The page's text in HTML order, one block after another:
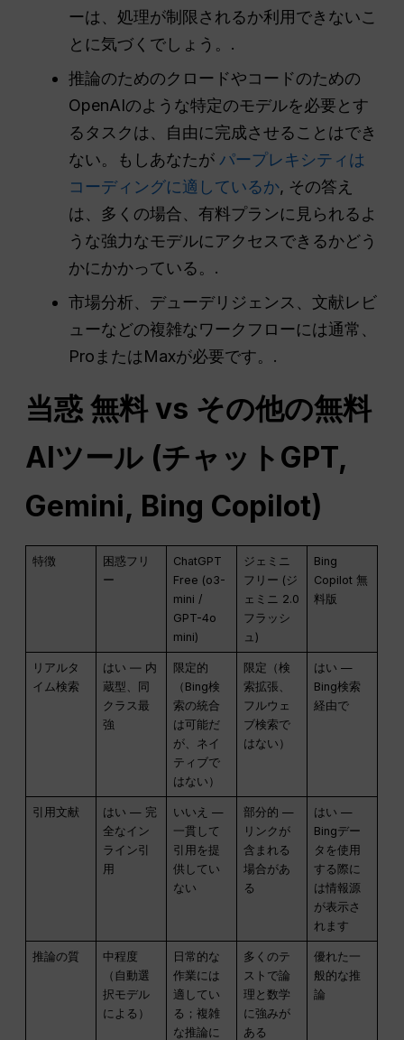
ーは、処理が制限されるか利用できないこ
とに気づくでしょう。.
推論のためのクロードやコードのための
OpenAIのような特定のモデルを必要とす
るタスクは、自由に完成させることはでき
ない。もしあなたがパープレキシティは
コーディングに適しているか, その答え
は、多くの場合、有料プランに見られるよ
うな強力なモデルにアクセスできるかどう
かにかかっている。.
市場分析、デューデリジェンス、文献レビ
ューなどの複雑なワークフローには通常、
ProまたはMaxが必要です。.
当惑 無料 vs その他の無料
AIツール (チャットGPT,
Gemini, Bing Copilot)
特徴
困惑フリ
ー
ChatGPT
Free (o3-
mini /
GPT-4o
mini)
ジェミニ
フリー (ジ
ェミニ 2.0
フラッシ
ュ)
Bing
Copilot 無
料版
リアルタ
イム検索
はい ― 内
蔵型、同
クラス最
強
限定的
（Bing検
索の統合
は可能だ
が、ネイ
ティブで
はない）
限定（検
索拡張、
フルウェ
ブ検索で
はない）
はい —
Bing検索
経由で
引用文献
はい — 完
全なイン
ライン引
用
いいえ —
一貫して
引用を提
供してい
ない
部分的 —
リンクが
含まれる
場合があ
る
はい —
Bingデー
タを使用
する際に
は情報源
が表示さ
れます
推論の質
中程度
（自動選
択モデル
による）
日常的な
作業には
適してい
る；複雑
な推論に
多くのテ
ストで論
理と数学
に強みが
ある
優れた一
般的な推
論